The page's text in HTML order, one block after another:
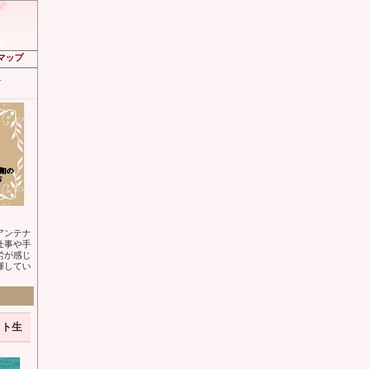
ップ
ンテナ
事や手
が感じ
してい
生